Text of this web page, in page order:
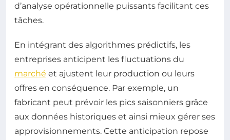
d’analyse opérationnelle puissants facilitant ces
tâches.
En intégrant des algorithmes prédictifs, les
entreprises anticipent les fluctuations du
marché et ajustent leur production ou leurs
offres en conséquence. Par exemple, un
fabricant peut prévoir les pics saisonniers grâce
aux données historiques et ainsi mieux gérer ses
approvisionnements. Cette anticipation repose